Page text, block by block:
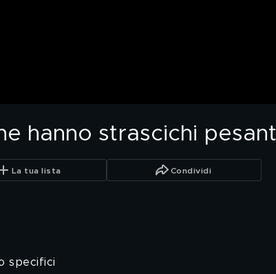
hanno strascichi
La tua lista Condividi
specifici